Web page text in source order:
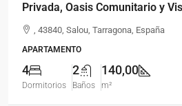
Privada, Oasis Comunitario y
, 43840, Salou, Tarragona, España
APARTAMENTO
4
Dormitorios
2
Baños
140,00
m²